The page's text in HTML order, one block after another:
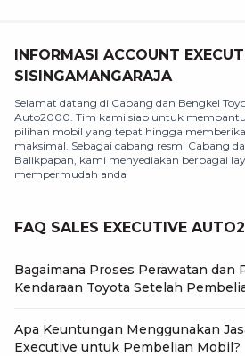
INFORMASI ACCOUNT
SISINGAMANGARAJA
Selamat datang di Cabang dan Bengkel
Auto2000. Tim kami siap untuk
pilihan mobil yang tepat hingga
maksimal. Sebagai cabang resmi Cabang
Balikpapan, kami menyediakan berbagai
mempermudah anda
FAQ SALES EXECUTIVE
Bagaimana Proses Perawatan dan
Kendaraan Toyota Setelah
Apa Keuntungan Menggunakan
Executive untuk Pembelian Mobil?